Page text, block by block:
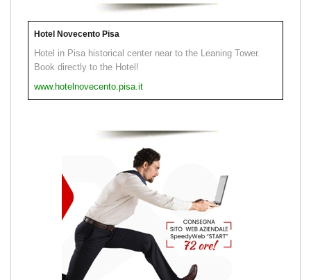
Hotel Novecento Pisa
Hotel in Pisa historical center near to the Leaning Tower.
Book directly to the Hotel!
www.hotelnovecento.pisa.it